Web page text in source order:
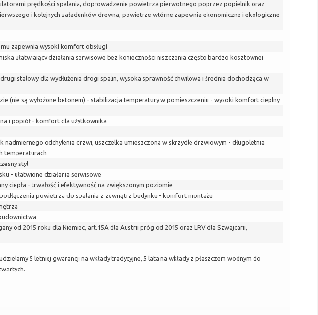
prędkości spalania, doprowadzenie powietrza pierwotnego poprzez popielnik oraz
i kolejnych załadunków drewna, powietrze wtórne zapewnia ekonomiczne i ekologiczne
zapewnia wysoki komfort obsługi
ułatwiający działania serwisowe bez konieczności niszczenia często bardzo kosztownej
stalowy dla wydłużenia drogi spalin, wysoka sprawność chwilowa i średnia dochodząca w
(nie są wyłożone betonem) - stabilizacja temperatury w pomieszczeniu - wysoki komfort cieplny
i popiół - komfort dla użytkownika
odchylenia drzwi, uszczelka umieszczona w skrzydle drzwiowym - długoletnia
temperaturach
styl
- ułatwione działania serwisowe
ciepła - trwałość i efektywność na zwiększonym poziomie
powietrza do spalania z zewnątrz budynku - komfort montażu
od 2015 roku dla Niemiec, art.15A dla Austrii próg od 2015 oraz LRV dla Szwajcarii,
5 letniej gwarancji na wkłady tradycyjne, 5 lata na wkłady z płaszczem wodnym do